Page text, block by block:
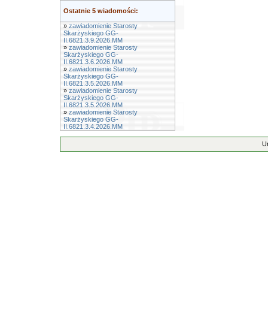
Ostatnie 5 wiadomości:
» zawiadomienie Starosty
Skarżyskiego GG-
II.6821.3.9.2026.MM
» zawiadomienie Starosty
Skarżyskiego GG-
II.6821.3.6.2026.MM
» zawiadomienie Starosty
Skarżyskiego GG-
II.6821.3.5.2026.MM
» zawiadomienie Starosty
Skarżyskiego GG-
II.6821.3.5.2026.MM
» zawiadomienie Starosty
Skarżyskiego GG-
II.6821.3.4.2026.MM